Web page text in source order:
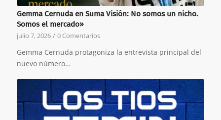
Gemma Cernuda en Suma Visión: No somos un nicho.
Somos el mercado»
julio 7, 2026 / 0 Comentarios
Gemma Cernuda protagoniza la entrevista principal del
nuevo número…